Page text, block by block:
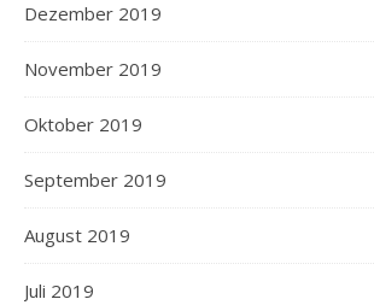
Dezember 2019
November 2019
Oktober 2019
September 2019
August 2019
Juli 2019